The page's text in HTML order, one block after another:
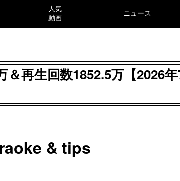
人気
動画
ニュース
再生回数1852.5万【2026
& tips